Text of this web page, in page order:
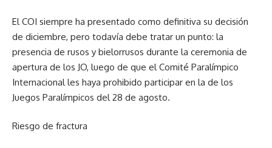
El COI siempre ha presentado como definitiva su decisión
de diciembre, pero todavía debe tratar un punto: la
presencia de rusos y bielorrusos durante la ceremonia de
apertura de los JO, luego de que el Comité Paralímpico
Internacional les haya prohibido participar en la de los
Juegos Paralímpicos del 28 de agosto.
Riesgo de fractura